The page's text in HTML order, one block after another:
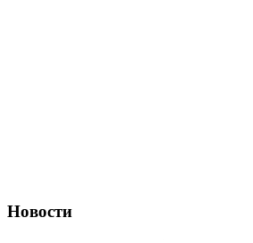
Новости